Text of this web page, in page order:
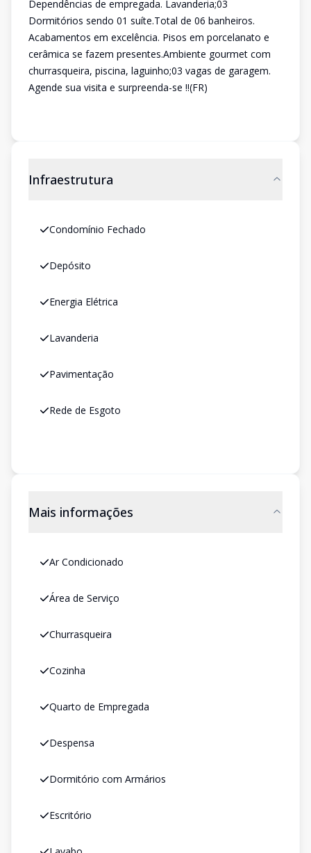
Dependências de empregada. Lavanderia;03
Dormitórios sendo 01 suíte.Total de 06 banheiros.
Acabamentos em excelência. Pisos em porcelanato e
cerâmica se fazem presentes.Ambiente gourmet com
churrasqueira, piscina, laguinho;03 vagas de garagem.
Agende sua visita e surpreenda-se !!(FR)
Infraestrutura
Condomínio Fechado
Depósito
Energia Elétrica
Lavanderia
Pavimentação
Rede de Esgoto
Mais informações
Ar Condicionado
Área de Serviço
Churrasqueira
Cozinha
Quarto de Empregada
Despensa
Dormitório com Armários
Escritório